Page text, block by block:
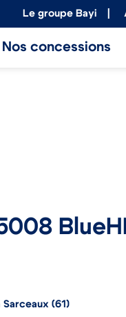
Le groupe Bayi
Nos concessions
(61)